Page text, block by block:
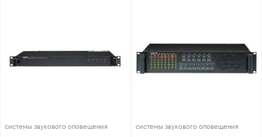
системы звукового оповещения системы звукового оповещения